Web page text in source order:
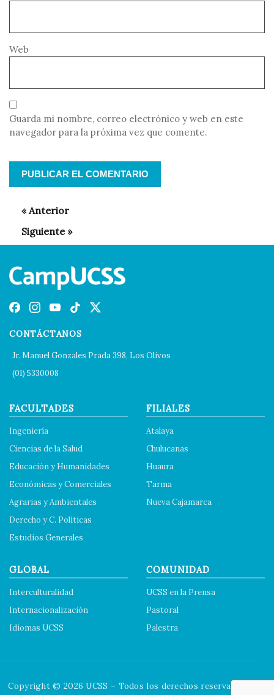
Web
Guarda mi nombre, correo electrónico y web en este
navegador para la próxima vez que comente.
CONTÁCTANOS
Jr. Manuel Gonzales Prada 398, Los Olivos
(01) 5330008
FACULTADES
Ingeniería
Ciencias de la Salud
Educación y Humanidades
Económicas y Comerciales
Agrarias y Ambientales
Derecho y C. Políticas
Estudios Generales
FILIALES
Atalaya
Chulucanas
Huaura
Tarma
Nueva Cajamarca
GLOBAL
Interculturalidad
Internacionalización
Idiomas UCSS
COMUNIDAD
UCSS en la Prensa
Pastoral
Palestra
Copyright © 2026 UCSS – Todos los derechos reservados.